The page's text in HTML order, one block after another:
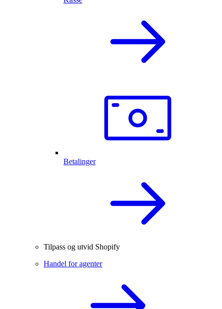
Betalinger
Tilpass og utvid Shopify
Handel for agenter